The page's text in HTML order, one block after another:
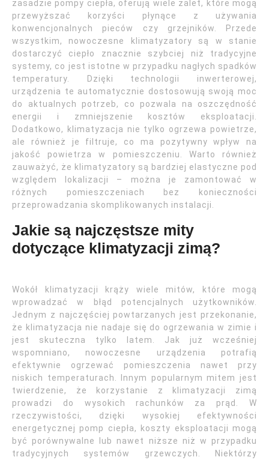
zasadzie pompy ciepła, oferują wiele zalet, które mogą
przewyższać korzyści płynące z używania
konwencjonalnych pieców czy grzejników. Przede
wszystkim, nowoczesne klimatyzatory są w stanie
dostarczyć ciepło znacznie szybciej niż tradycyjne
systemy, co jest istotne w przypadku nagłych spadków
temperatury. Dzięki technologii inwerterowej,
urządzenia te automatycznie dostosowują swoją moc
do aktualnych potrzeb, co pozwala na oszczędność
energii i zmniejszenie kosztów eksploatacji.
Dodatkowo, klimatyzacja nie tylko ogrzewa powietrze,
ale również je filtruje, co ma pozytywny wpływ na
jakość powietrza w pomieszczeniu. Warto również
zauważyć, że klimatyzatory są bardziej elastyczne pod
względem lokalizacji – można je zamontować w
różnych pomieszczeniach bez konieczności
przeprowadzania skomplikowanych instalacji.
Jakie są najczęstsze mity
dotyczące klimatyzacji zimą?
Wokół klimatyzacji krąży wiele mitów, które mogą
wprowadzać w błąd potencjalnych użytkowników.
Jednym z najczęściej powtarzanych jest przekonanie,
że klimatyzacja nie nadaje się do ogrzewania w zimie i
jest skuteczna tylko latem. Jak już wcześniej
wspomniano, nowoczesne urządzenia potrafią
efektywnie ogrzewać pomieszczenia nawet przy
niskich temperaturach. Innym popularnym mitem jest
twierdzenie, że korzystanie z klimatyzacji zimą
prowadzi do wysokich rachunków za prąd. W
rzeczywistości, dzięki wysokiej efektywności
energetycznej pomp ciepła, koszty eksploatacji mogą
być porównywalne lub nawet niższe niż w przypadku
tradycyjnych systemów grzewczych. Niektórzy